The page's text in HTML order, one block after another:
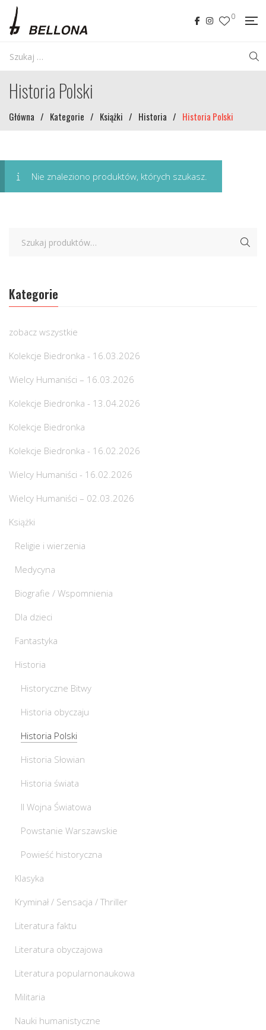
0
Historia Polski
Główna / Kategorie / Książki / Historia / Historia Polski
Nie znaleziono produktów, których szukasz.
Kategorie
zobacz wszystkie
Kolekcje Biedronka - 16.03.2026
Wielcy Humaniści – 16.03.2026
Kolekcje Biedronka - 13.04.2026
Kolekcje Biedronka
Kolekcje Biedronka - 16.02.2026
Wielcy Humaniści - 16.02.2026
Wielcy Humaniści – 02.03.2026
Książki
Religie i wierzenia
Medycyna
Biografie / Wspomnienia
Dla dzieci
Fantastyka
Historia
Historyczne Bitwy
Historia obyczaju
Historia Polski
Historia Słowian
Historia świata
II Wojna Światowa
Powstanie Warszawskie
Powieść historyczna
Klasyka
Kryminał / Sensacja / Thriller
Literatura faktu
Literatura obyczajowa
Literatura popularnonaukowa
Militaria
Nauki humanistyczne